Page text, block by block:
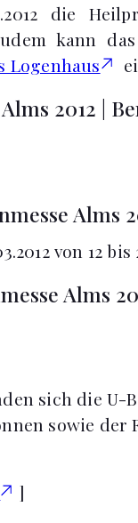
die
kann
Logenhaus
2012 |
Alms
von 12
Alms
sich die U-
sowie der
]